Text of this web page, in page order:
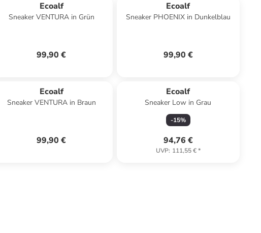
Ecoalf
Sneaker VENTURA in Grün
99,90 €
Ecoalf
Sneaker PHOENIX in Dunkelblau
99,90 €
Ecoalf
Sneaker VENTURA in Braun
99,90 €
Ecoalf
Sneaker Low in Grau
-15%
94,76 €
UVP: 111,55 €*